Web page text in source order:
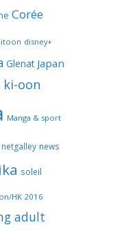
Corée
disney+
Glenat Japan
ki-oon
Manga & sport
netgalley news
soleil
HK 2016
adult